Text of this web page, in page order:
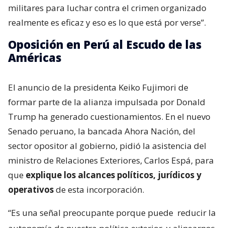
militares para luchar contra el crimen organizado
realmente es eficaz y eso es lo que está por verse”.
Oposición en Perú al Escudo de las
Américas
El anuncio de la presidenta Keiko Fujimori de
formar parte de la alianza impulsada por Donald
Trump ha generado cuestionamientos. En el nuevo
Senado peruano, la bancada Ahora Nación, del
sector opositor al gobierno, pidió la asistencia del
ministro de Relaciones Exteriores, Carlos Espá, para
que explique los alcances políticos, jurídicos y
operativosde esta incorporación.
“Es una señal preocupante porque puede reducir la